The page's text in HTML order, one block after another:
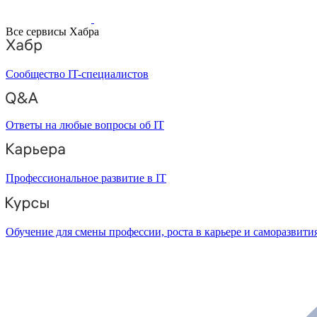
Все сервисы Хабра
Сообщество IT-специалистов
Ответы на любые вопросы об IT
Профессиональное развитие в IT
Обучение для смены профессии, роста в карьере и